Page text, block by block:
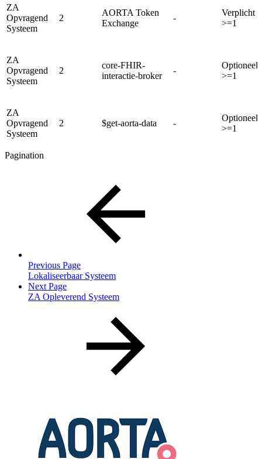
ZA
Opvragend
Systeem
2
AORTA Token
Exchange
-
Verplicht
>=1
ZA
Opvragend
Systeem
2
core-FHIR-
interactie-broker
-
Optioneel
>=1
ZA
Opvragend
Systeem
2 $get-aorta-data -
Optioneel
>=1
Pagination
Previous Page
Lokaliseerbaar Systeem
Next Page
ZA Opleverend Systeem